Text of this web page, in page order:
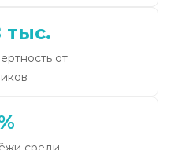
тыс.
от